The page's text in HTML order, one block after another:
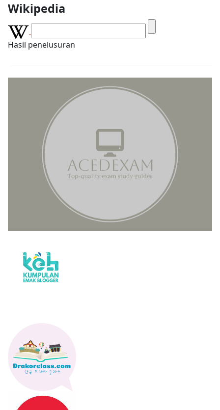
Wikipedia
Hasil penelusuran